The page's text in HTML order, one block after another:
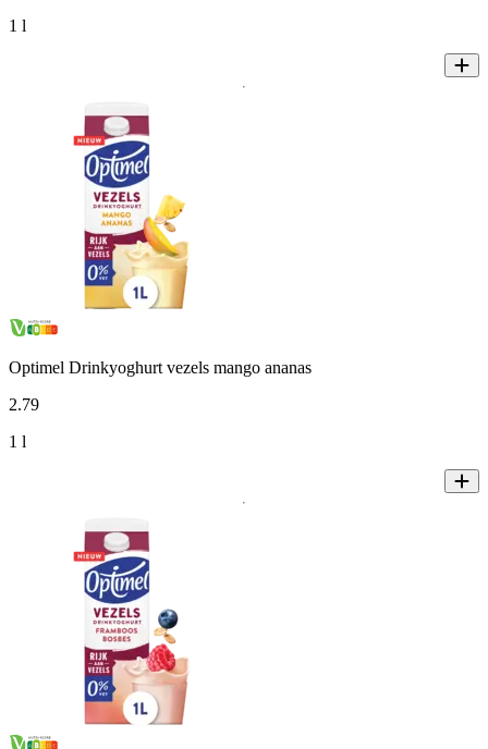
1 l
Optimel Drinkyoghurt vezels mango ananas
2.79
1 l